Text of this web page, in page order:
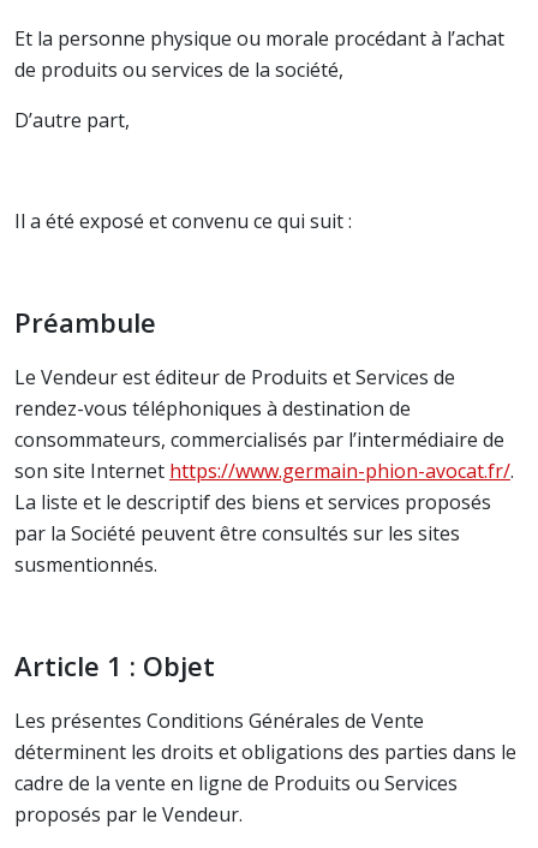
Et la personne physique ou morale procédant à l’achat
de produits ou services de la société,
D’autre part,
Il a été exposé et convenu ce qui suit :
Préambule
Le Vendeur est éditeur de Produits et Services de
rendez-vous téléphoniques à destination de
consommateurs, commercialisés par l’intermédiaire de
son site Internet https://www.germain-phion-avocat.fr/.
La liste et le descriptif des biens et services proposés
par la Société peuvent être consultés sur les sites
susmentionnés.
Article 1 : Objet
Les présentes Conditions Générales de Vente
déterminent les droits et obligations des parties dans le
cadre de la vente en ligne de Produits ou Services
proposés par le Vendeur.